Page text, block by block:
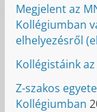
Megjelent az
Kollégiumban
elhelyezésről
Kollégistáink
Z-szakos
Kollégiumban